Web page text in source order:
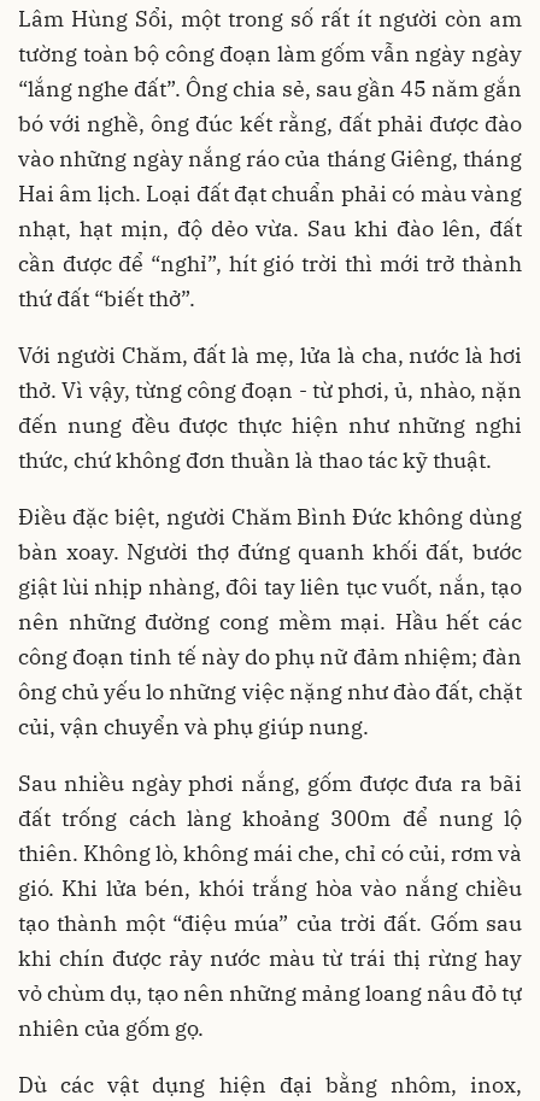
Lâm Hùng Sổi, một trong số rất ít người còn am
tường toàn bộ công đoạn làm gốm vẫn ngày ngày
“lắng nghe đất”. Ông chia sẻ, sau gần 45 năm gắn
bó với nghề, ông đúc kết rằng, đất phải được đào
vào những ngày nắng ráo của tháng Giêng, tháng
Hai âm lịch. Loại đất đạt chuẩn phải có màu vàng
nhạt, hạt mịn, độ dẻo vừa. Sau khi đào lên, đất
cần được để “nghỉ”, hít gió trời thì mới trở thành
thứ đất “biết thở”.
Với người Chăm, đất là mẹ, lửa là cha, nước là hơi
thở. Vì vậy, từng công đoạn - từ phơi, ủ, nhào, nặn
đến nung đều được thực hiện như những nghi
thức, chứ không đơn thuần là thao tác kỹ thuật.
Điều đặc biệt, người Chăm Bình Đức không dùng
bàn xoay. Người thợ đứng quanh khối đất, bước
giật lùi nhịp nhàng, đôi tay liên tục vuốt, nắn, tạo
nên những đường cong mềm mại. Hầu hết các
công đoạn tinh tế này do phụ nữ đảm nhiệm; đàn
ông chủ yếu lo những việc nặng như đào đất, chặt
củi, vận chuyển và phụ giúp nung.
Sau nhiều ngày phơi nắng, gốm được đưa ra bãi
đất trống cách làng khoảng 300m để nung lộ
thiên. Không lò, không mái che, chỉ có củi, rơm và
gió. Khi lửa bén, khói trắng hòa vào nắng chiều
tạo thành một “điệu múa” của trời đất. Gốm sau
khi chín được rảy nước màu từ trái thị rừng hay
vỏ chùm dụ, tạo nên những mảng loang nâu đỏ tự
nhiên của gốm gọ.
Dù các vật dụng hiện đại bằng nhôm, inox,